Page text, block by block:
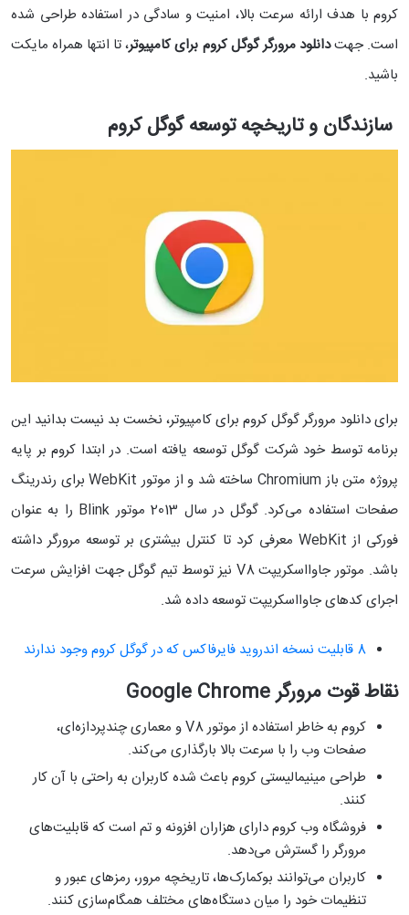
کروم با هدف ارائه سرعت بالا، امنیت و سادگی در استفاده طراحی شده
است. جهتدانلود مرورگر گوگل کروم برای کامپیوتر، تا انتها همراه مایکت
باشید.
سازندگان و تاریخچه توسعه گوگل کروم
برای دانلود مرورگر گوگل کروم برای کامپیوتر، نخست بد نیست بدانید این
برنامه توسط خود شرکت گوگل توسعه یافته است. در ابتدا کروم بر پایه
پروژه متن باز Chromium ساخته شد و از موتور WebKit برای رندرینگ
صفحات استفاده می‌کرد. گوگل در سال 2013 موتور Blink را به عنوان
فورکی از WebKit معرفی کرد تا کنترل بیشتری بر توسعه مرورگر داشته
باشد. موتور جاوااسکریپت V8 نیز توسط تیم گوگل جهت افزایش سرعت
اجرای کدهای جاوااسکریپت توسعه داده شد.
8 قابلیت نسخه اندروید فایرفاکس که در گوگل کروم وجود ندارند
نقاط قوت مرورگر Google Chrome
کروم به خاطر استفاده از موتور V8 و معماری چندپردازه‌ای،
صفحات وب را با سرعت بالا بارگذاری می‎‌کند.
طراحی مینیمالیستی کروم باعث شده کاربران به راحتی با آن کار
کنند.
فروشگاه وب کروم دارای هزاران افزونه و تم است که قابلیت‌های
مرورگر را گسترش می‌دهد.
کاربران می‌توانند بوکمارک‌ها، تاریخچه مرور، رمزهای عبور و
تنظیمات خود را میان دستگاه‌های مختلف همگام‌سازی کنند.